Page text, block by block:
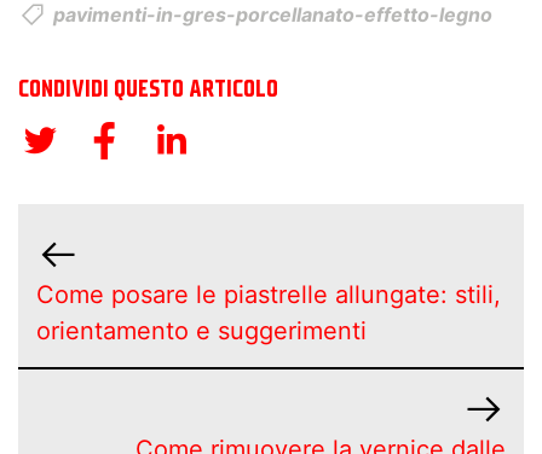
pavimenti-in-gres-porcellanato-effetto-legno
CONDIVIDI QUESTO ARTICOLO
Come posare le piastrelle allungate: stili,
orientamento e suggerimenti